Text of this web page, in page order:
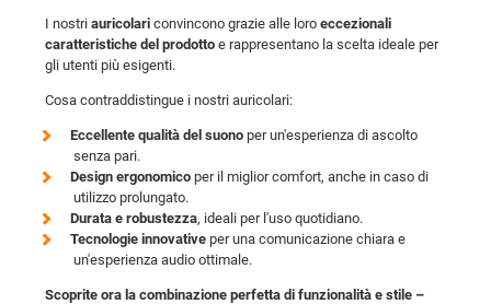
I nostri auricolari convincono grazie alle loro eccezionali
caratteristiche del prodotto e rappresentano la scelta ideale per
gli utenti più esigenti.
Cosa contraddistingue i nostri auricolari:
Eccellente qualità del suono per un'esperienza di ascolto
senza pari.
Design ergonomico per il miglior comfort, anche in caso di
utilizzo prolungato.
Durata e robustezza, ideali per l'uso quotidiano.
Tecnologie innovative per una comunicazione chiara e
un'esperienza audio ottimale.
Scoprite ora la combinazione perfetta di funzionalità e stile –